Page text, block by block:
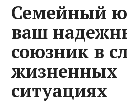
Семейный
ваш
союзник в
жизненных
ситуациях